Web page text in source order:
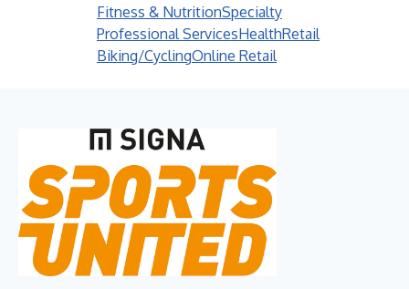
Fitness & NutritionSpecialty
Professional ServicesHealthRetail
Biking/CyclingOnline Retail